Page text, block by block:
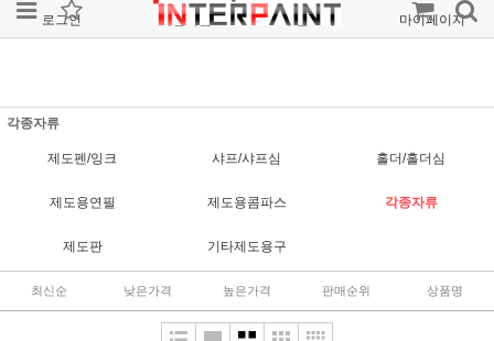
로그인 회원가입 주문조회 마이페이지
각종자류
제도펜/잉크 샤프/샤프심 홀더/홀더심
제도용연필 제도용콤파스 각종자류
제도판 기타제도용구
최신순 낮은가격 높은가격 판매순위 상품명